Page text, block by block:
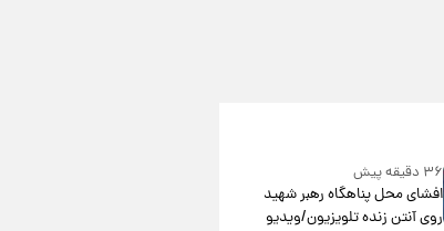
۳۶ دقیقه پیش
افشای محل پناهگاه‌ رهبر شهید
روی آنتن زنده تلویزیون/ویدیو